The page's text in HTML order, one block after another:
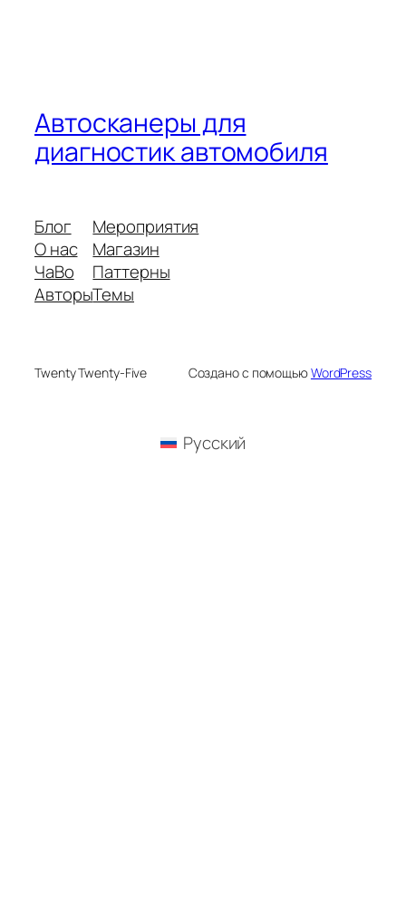
Автосканеры для
диагностик автомобиля
Блог
О нас
ЧаВо
Авторы
Мероприятия
Магазин
Паттерны
Темы
Twenty Twenty-Five Создано с помощьюWordPress
Русский